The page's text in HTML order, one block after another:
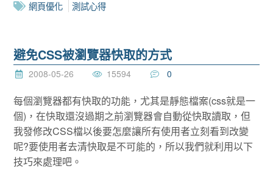
網頁優化 測試心得
避免CSS被瀏覽器快取的方式
2008-05-26 15594 0
每個瀏覽器都有快取的功能，尤其是靜態檔案(css就是一
個)，在快取還沒過期之前瀏覽器會自動從快取讀取，但
我發修改CSS檔以後要怎麼讓所有使用者立刻看到改變
呢?要使用者去清快取是不可能的，所以我們就利用以下
技巧來處理吧。